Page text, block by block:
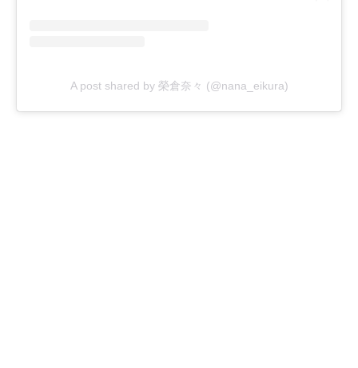
A post shared by 榮倉奈々 (@nana_eikura)